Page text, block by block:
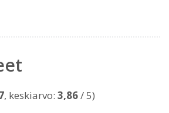
, keskiarvo: 3,86/ 5)